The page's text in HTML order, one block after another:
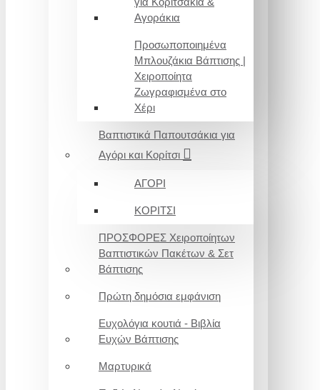
Αγοράκια
Προσωποποιημένα
Μπλουζάκια Βάπτισης |
Χειροποίητα
Ζωγραφισμένα στο
Χέρι
Βαπτιστικά Παπουτσάκια για
Αγόρι και Κορίτσι
ΑΓΟΡΙ
ΚΟΡΙΤΣΙ
ΠΡΟΣΦΟΡΕΣ Χειροποίητων
Βαπτιστικών Πακέτων & Σετ
Βάπτισης
Πρώτη δημόσια εμφάνιση
Ευχολόγια κουτιά - Βιβλία
Ευχών Βάπτισης
Μαρτυρικά